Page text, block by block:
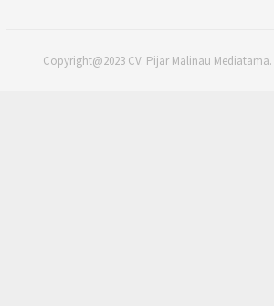
Copyright@2023 CV. Pijar Malinau Mediatama.